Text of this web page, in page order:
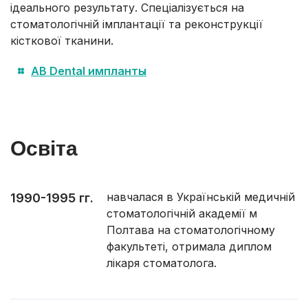
ідеального результату. Спеціалізується на
стоматологічній імплантації та реконструкції
кісткової тканини.
AB Dental импланты
Освіта
1990-1995 гг.
навчалася в Українській медичній
стоматологічній академії м
Полтава на стоматологічному
факультеті, отримала диплом
лікаря стоматолога.